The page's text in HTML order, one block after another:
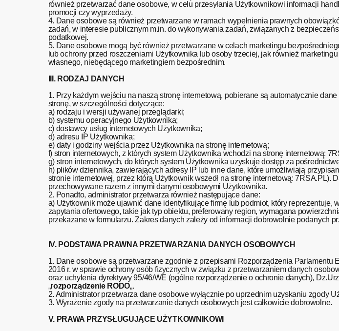
również przetwarzać dane osobowe, w celu przesyłania Użytkownikowi informacji
promocji czy wyprzedaży.
4. Dane osobowe są również przetwarzane w ramach wypełnienia prawnych
zadań, w interesie publicznym m.in. do wykonywania zadań, związanych z
podatkowej.
5. Dane osobowe mogą być również przetwarzane w celach marketingu
lub ochrony przed roszczeniami Użytkownika lub osoby trzeciej, jak również
własnego, niebędącego marketingiem bezpośrednim.
III. RODZAJ DANYCH
1. Przy każdym wejściu na naszą stronę internetową, pobierane są automatycznie
stronę, w szczególności dotyczące:
a) rodzaju i wersji używanej przeglądarki;
b) systemu operacyjnego Użytkownika;
c) dostawcy usług internetowych Użytkownika;
d) adresu IP Użytkownika;
e) daty i godziny wejścia przez Użytkownika na stronę internetową;
f) stron internetowych, z których system Użytkownika wchodzi na stronę internetową:
g) stron internetowych, do których system Użytkownika uzyskuje dostęp za
h) plików dziennika, zawierających adresy IP lub inne dane, które umożliwiają
stronie internetowej, przez którą Użytkownik wszedł na stronę internetową: 7RSA.PL).
przechowywane razem z innymi danymi osobowymi Użytkownika.
2. Ponadto, administrator przetwarza również następujące dane:
a) Użytkownik może ujawnić dane identyfikujące firmę lub podmiot, który reprezentuje,
zapytania ofertowego, takie jak typ obiektu, preferowany region, wymagana
przekazane w formularzu. Zakres danych zależy od informacji dobrowolnie podanych
IV. PODSTAWA PRAWNA PRZETWARZANIA DANYCH OSOBOWYCH
1. Dane osobowe są przetwarzane zgodnie z przepisami Rozporządzenia Parlamentu
2016 r. w sprawie ochrony osób fizycznych w związku z przetwarzaniem danych
oraz uchylenia dyrektywy 95/46/WE (ogólne rozporządzenie o ochronie danych),
„rozporządzenie RODO„.
2. Administrator przetwarza dane osobowe wyłącznie po uprzednim uzyskaniu zgody
3. Wyrażenie zgody na przetwarzanie danych osobowych jest całkowicie dobrowolne.
V. PRAWA PRZYSŁUGUJĄCE UŻYTKOWNIKOWI